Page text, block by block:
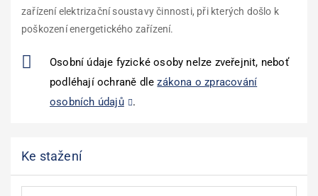
zařízení elektrizační soustavy činnosti, při kterých došlo k
poškození energetického zařízení.
Osobní údaje fyzické osoby nelze zveřejnit, neboť
podléhají ochraně dlezákona o zpracování
osobních údajů
.
Ke stažení